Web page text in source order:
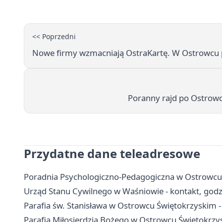
<< Poprzedni
Nowe firmy wzmacniają OstraKartę. W Ostrowcu
Poranny rajd po
Przydatne dane teleadresowe
Poradnia Psychologiczno-Pedagogiczna w
Urząd Stanu Cywilnego w Waśniowie - kontakt,
Parafia św. Stanisława w Ostrowcu